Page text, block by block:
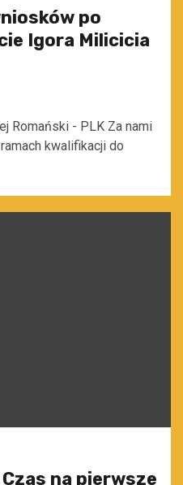
po
Igora Milicicia
Romański - PLK Za nami
kwalifikacji do
na pierwsze